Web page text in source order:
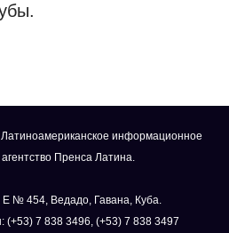
информационное
агентство Пренса Латина.
E № 454, Ведадо, Гавана, Куба.
(+53) 7 838 3496, (+53) 7 838 3497